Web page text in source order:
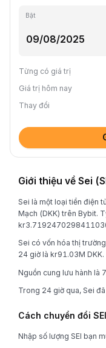
Bật
Từng có giá trị
Giá trị hôm nay
Thay đổi
Giới thiệu về Sei
Sei là một loại tiền điện
Mạch (DKK) trên Bybit.
Sei có vốn hóa thị
24 giờ là kr91.03M DKK.
Nguồn cung lưu hành là
Trong 24 giờ qua, Sei
Cách chuyển đổi
Nhập số lượng SEI bạn